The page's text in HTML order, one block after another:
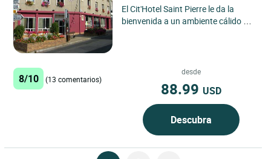
El Cit'Hotel Saint Pierre le da la
bienvenida a un ambiente cálido y
8/10 (13 comentarios)
desde
88.99 USD
Descubra